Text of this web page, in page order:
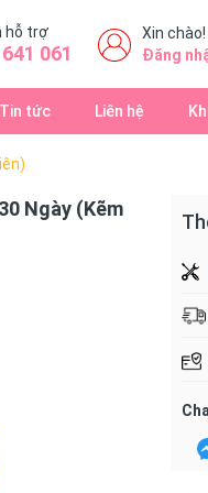
hỗ trợ
061
Xin chào!
Đăng
Tin tức Liên hệ
Ngày (Kẽm